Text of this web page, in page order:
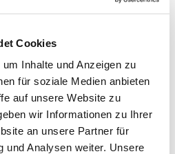
Cookies
Inhalte und Anzeigen zu
für soziale Medien anbieten
auf unsere Website zu
wir Informationen zu Ihrer
an unsere Partner für
und Analysen weiter. Unsere
Kaschmirproteinen. Pflegt das Fell
Provitamin B5 spendet
Katze. Das Shampoo ist auch ideal
verwendet einen natürlichen Duft -
gut angenommen wird. Ein Zusatzstoff
keine Farbstoffe oder Salze. Es
verwendet werden.